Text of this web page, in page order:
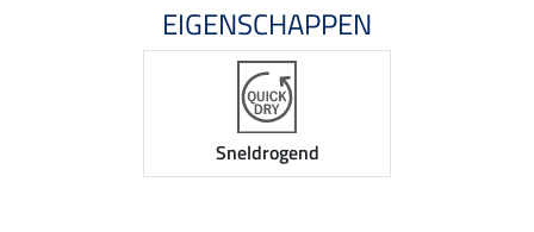
EIGENSCHAPPEN
Sneldrogend